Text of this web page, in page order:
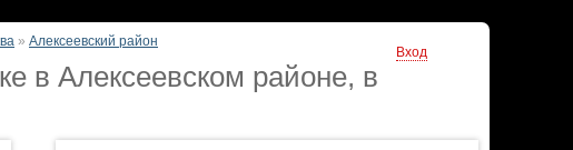
» Алексеевский район
Вход
в Алексеевском районе, в